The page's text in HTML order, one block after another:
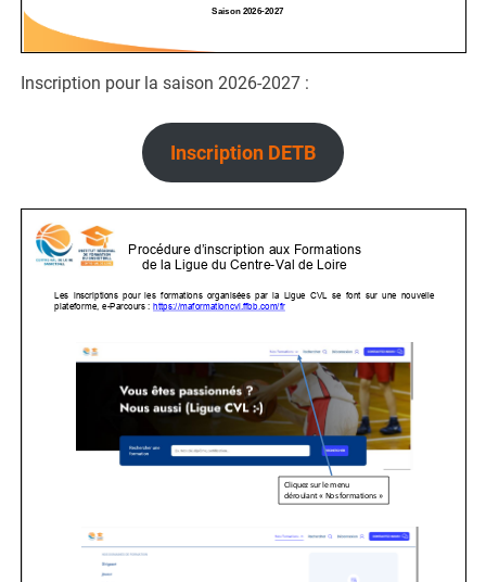
Inscription pour la saison 2026-2027 :
Inscription DETB